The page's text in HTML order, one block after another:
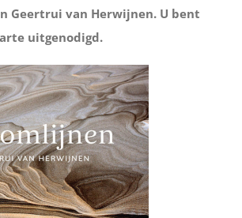
Geertrui van Herwijnen. U bent
uitgenodigd.